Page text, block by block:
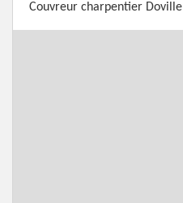
Couvreur charpentier Doville